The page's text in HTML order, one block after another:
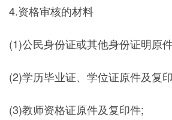
4.资格审核的材料
(1)公民身份证或其他身份证明原
(2)学历毕业证、学位证原件及复
(3)教师资格证原件及复印件;